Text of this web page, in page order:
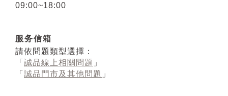
09:00~18:00
服务信箱
請依問題類型選擇：
「 誠品線上相關問題 」
「 誠品門市及其他問題 」